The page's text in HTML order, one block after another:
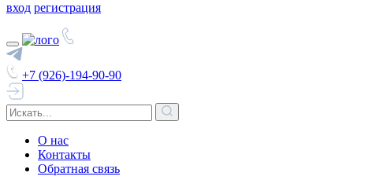
вход регистрация
+7 (926)-194-90-90
О нас
Контакты
Обратная связь